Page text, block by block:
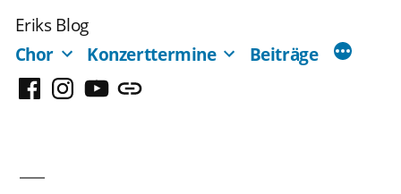
Inhalt
springen
Eriks Blog
Chor
Konzerttermine Beiträge
FacebookInstagram
YouTubeMastodon